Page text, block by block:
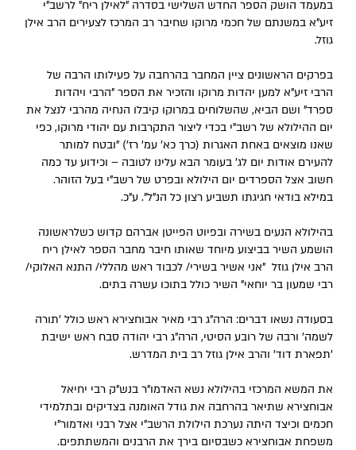
במעמד הושק הספר החדש השלישי בסדרה "לאילן ריח" לרשב"י
זיע"א במשנתם של חכמי מרוקו שחיבר רב המרכז לצעירים הרב אילן
גוזל.
בפרקים הראשונים ציין המחבר בהרחבה על פעילותו הרבה של
הרבי זיע"א למען יהדות מרוקו והזכיר את הספר "הרבי ויהדות
ספרד" ושם הביא, שהשלוחים במרוקו קיבלו הנחיה מהרבי לנצל את
יום ההילולא של רשב"י בכדי ליצור התקרבות עם יהודי מרוקו, כפי
שאנו מוצאים באחת האגרות (כרך כא' עמ' רז') "ובטח למותר
להעירם אודות יום לג' בעומר הבא עלינו לטובה – וכידוע עד כמה
חשוב אצל הספרדים יום הילולא ובפרט של רשב"י בעל הזוהר.
במילא בודאי חגיגתו תשביע רצון כל הנ"ל". ע"כ.
בהילולא הנעים בשירה ובפיוט הפייטן אברהם קדוש כשלראשונה
הושמע השיר בביצוע מיוחד שאותו חיבר מחבר הספר לאילן ריח
הרב אילן גוזל "אני אשיר בשירי/ לכבוד ראש מהללי/ התנא האלוקי/
רבי שמעון בר יוחאי" השיר כולל בתוכו עשרה בתים.
בסעודה נשאו דברים: הרה"ג רבי מאיר אבוחצירא ראש כולל 'תורה
לשמה' ורבה של רובע הסיטי, הרה"ג רבי יהודה סבח ראש ישיבת
'תפארת דוד' והרב אילן גוזל רב בית המדרש.
את המשא המרכזי בהילולא נשא האדמו"ר בנש"ק רבי יחיאל
אבוחצירא שתיאר בהרחבה את גודל האומנה בצדיקים ובתלמידי
חכמים וכיצד היתה נערכת הילולת הרשב"י אצל רבני ואדמור"י
משפחת אבוחצירא כשבסיום בירך את הרבנים והמשתתפים.